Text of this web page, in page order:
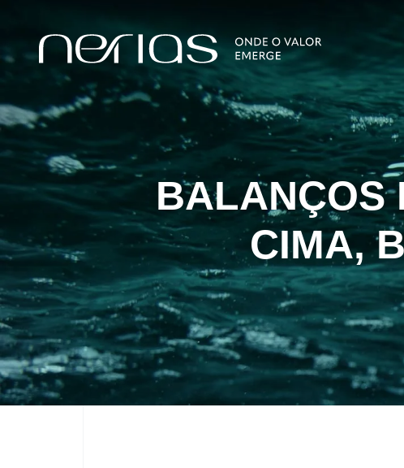
BALANÇOS
CIMA,